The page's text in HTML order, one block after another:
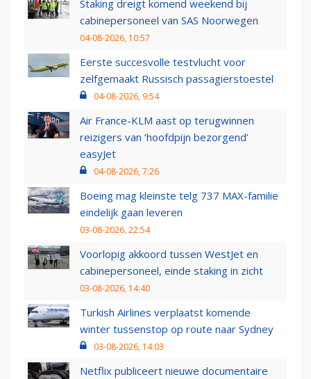
Staking dreigt komend weekend bij
cabinepersoneel van SAS Noorwegen
04-08-2026, 10:57
Eerste succesvolle testvlucht voor
zelfgemaakt Russisch passagierstoestel
04-08-2026, 9:54
Air France-KLM aast op terugwinnen
reizigers van ‘hoofdpijn bezorgend’
easyJet
04-08-2026, 7:26
Boeing mag kleinste telg 737 MAX-familie
eindelijk gaan leveren
03-08-2026, 22:54
Voorlopig akkoord tussen WestJet en
cabinepersoneel, einde staking in zicht
03-08-2026, 14:40
Turkish Airlines verplaatst komende
winter tussenstop op route naar Sydney
03-08-2026, 14:03
Netflix publiceert nieuwe documentaire